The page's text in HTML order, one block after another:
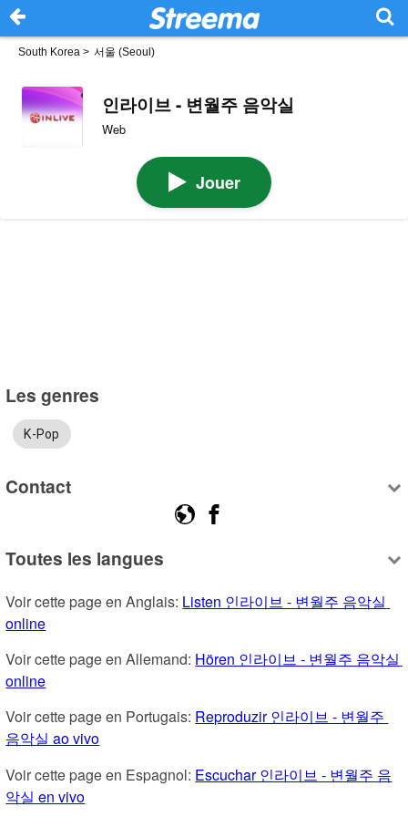
South Korea > 서울 (Seoul)
인라이브 - 변월주 음악실
Web
Jouer
Les genres
K-Pop
Contact
Toutes les langues
Voir cette page en Anglais: Listen 인라이브 - 변월주 음악실
online
Voir cette page en Allemand: Hören 인라이브 - 변월주 음악실
online
Voir cette page en Portugais: Reproduzir 인라이브 - 변월주
음악실 ao vivo
Voir cette page en Espagnol: Escuchar 인라이브 - 변월주 음
악실 en vivo